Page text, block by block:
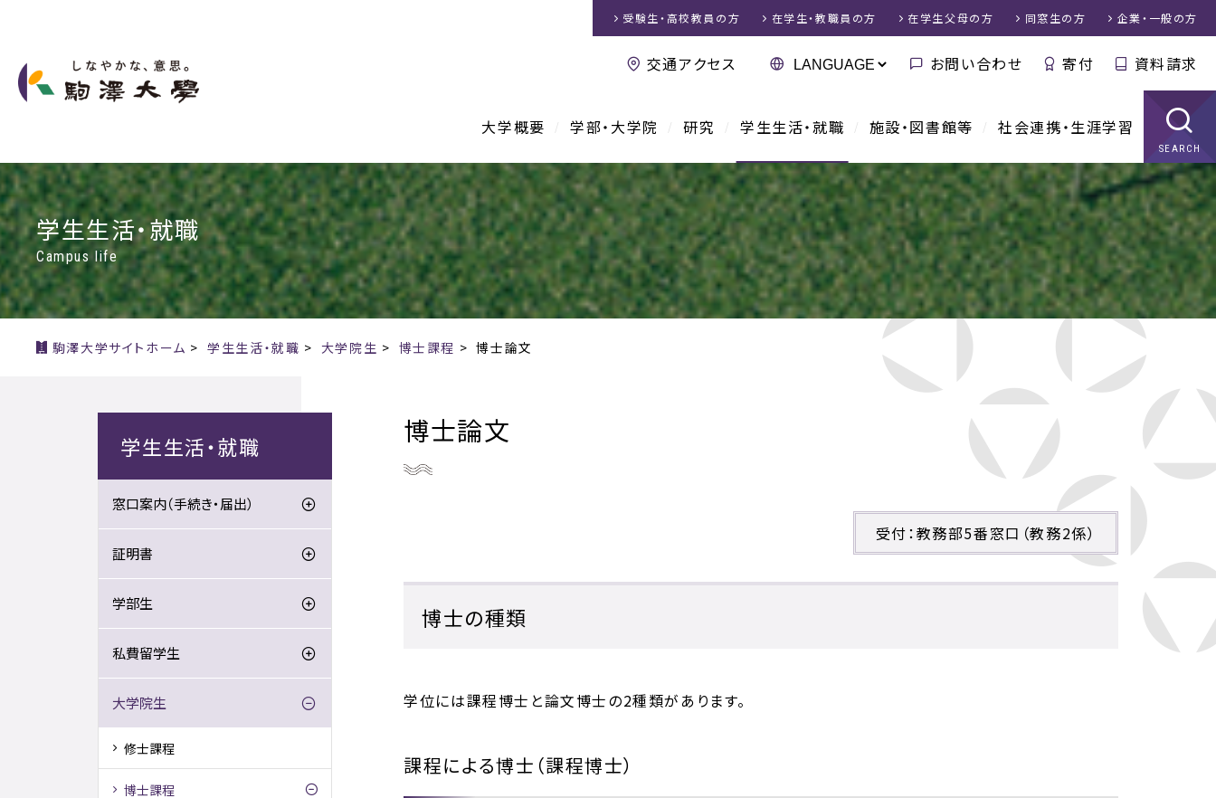
大学概要 学部・大学院 研究 学生生活・就職 施設・図書館等 社会連携・生涯学習
SEARCH
受験生・高校教員 の方 在学生・教職員 の方 在学生父母の方 同窓生の方 企業・一般の方
交通アクセス お問い合わせ 寄付 資料請求
学生生活・就職
Campus life
駒澤大学サイトホーム >学生生活・就職 > 大学院生 > 博士課程 >博士論文
博士論文
受付：教務部5番窓口（教務2係）
博士の種類
学位には課程博士と論文博士の2種類があります。
課程による博士（課程博士）
学生生活・就職
窓口案内（手続き・届出）
証明書
学部生
私費留学生
大学院生
修士課程
博士課程